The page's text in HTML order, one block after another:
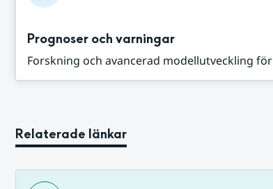
Prognoser och varningar
Forskning och avancerad modellutveckling
Relaterade länkar